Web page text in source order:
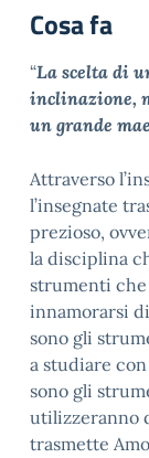
Cosa fa
“La scelta di
inclinazione,
un grande
Attraverso
l’insegnate
prezioso,
la disciplina
strumenti che
innamorarsi
sono gli
a studiare con
sono gli
utilizzeranno
trasmette